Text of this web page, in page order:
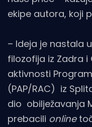
ekipe autora, koji
– Ideja je nastala
filozofija iz Zadra
aktivnosti
(PAP/RAC) iz
dio obilježavanja
prebacili online